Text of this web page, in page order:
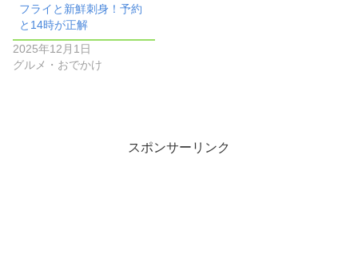
フライと新鮮刺身！予約
と14時が正解
2025年12月1日
グルメ・おでかけ
スポンサーリンク